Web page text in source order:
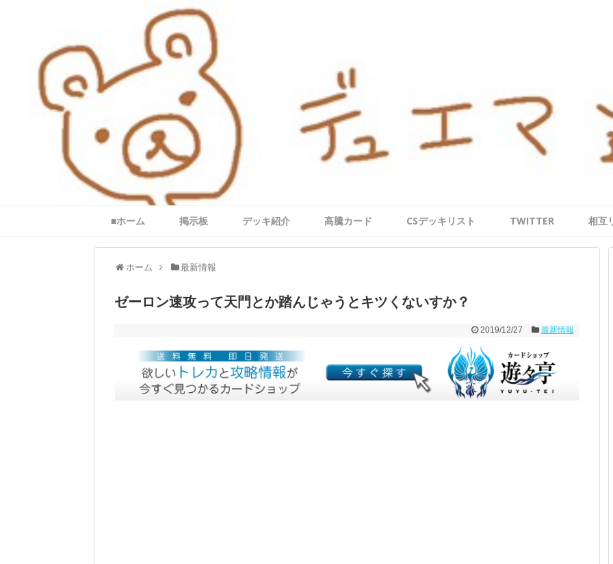
■ホーム 掲示板 デッキ紹介 高騰カード CSデッキリスト TWITTER 相互
ホーム 最新情報
ゼーロン速攻って天門とか踏んじゃうとキツくないすか？
2019/12/27 最新情報